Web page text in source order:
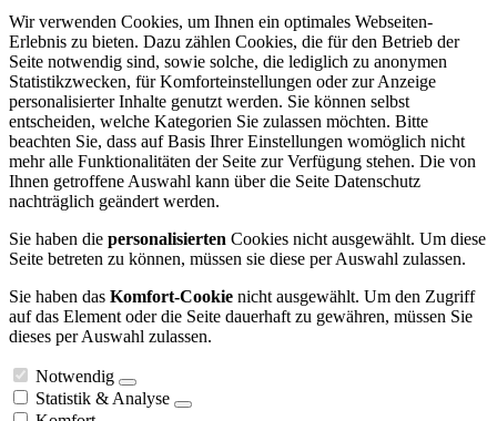
Wir verwenden Cookies, um Ihnen ein optimales Webseiten-
Erlebnis zu bieten. Dazu zählen Cookies, die für den Betrieb der
Seite notwendig sind, sowie solche, die lediglich zu anonymen
Statistikzwecken, für Komforteinstellungen oder zur Anzeige
personalisierter Inhalte genutzt werden. Sie können selbst
entscheiden, welche Kategorien Sie zulassen möchten. Bitte
beachten Sie, dass auf Basis Ihrer Einstellungen womöglich nicht
mehr alle Funktionalitäten der Seite zur Verfügung stehen. Die von
Ihnen getroffene Auswahl kann über die Seite Datenschutz
nachträglich geändert werden.
Sie haben die personalisierten Cookies nicht ausgewählt. Um diese
Seite betreten zu können, müssen sie diese per Auswahl zulassen.
Sie haben das Komfort-Cookie nicht ausgewählt. Um den Zugriff
auf das Element oder die Seite dauerhaft zu gewähren, müssen Sie
dieses per Auswahl zulassen.
Notwendig
Statistik & Analyse